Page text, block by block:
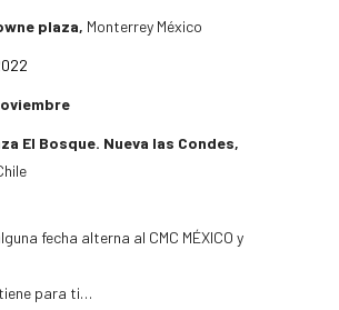
plaza, Monterrey México
El Bosque. Nueva las Condes,
fecha alterna al CMC MÉXICO y
para ti…